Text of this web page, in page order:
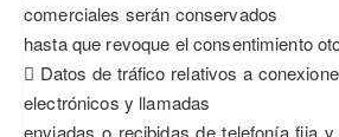
comerciales serán conservados
hasta que revoque el consentimiento
 Datos de tráfico relativos a
electrónicos y llamadas
enviadas o recibidas de telefonía fija